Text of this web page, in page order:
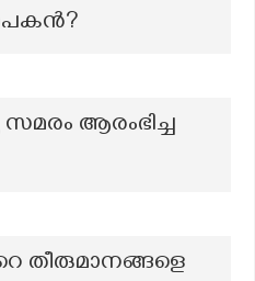
സമരം ആരംഭിച്ച
തീരുമാനങ്ങളെ